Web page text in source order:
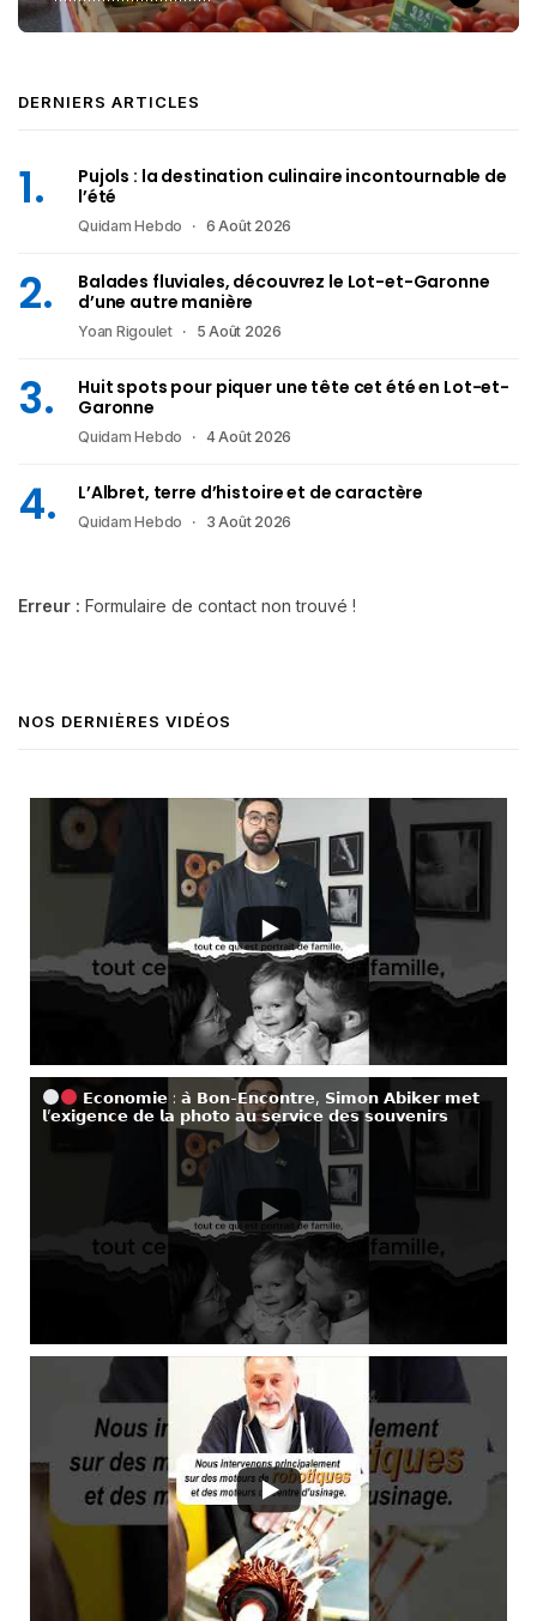
DERNIERS ARTICLES
Pujols : la destination culinaire incontournable de
l’été
Quidam Hebdo 6 Août 2026
Balades fluviales, découvrez le Lot-et-Garonne
d’une autre manière
Yoan Rigoulet 5 Août 2026
Huit spots pour piquer une tête cet été en Lot-et-
Garonne
Quidam Hebdo 4 Août 2026
L’Albret, terre d’histoire et de caractère
Quidam Hebdo 3 Août 2026
Erreur : Formulaire de contact non trouvé !
NOS DERNIÈRES VIDÉOS
𝗘𝗰𝗼𝗻𝗼𝗺𝗶𝗲 : 𝗮̀ 𝗕𝗼𝗻-𝗘𝗻𝗰𝗼𝗻𝘁𝗿𝗲, 𝗦𝗶𝗺𝗼𝗻 𝗔𝗯𝗶𝗸𝗲𝗿 𝗺𝗲𝘁
𝗹’𝗲𝘅𝗶𝗴𝗲𝗻𝗰𝗲 𝗱𝗲 𝗹𝗮 𝗽𝗵𝗼𝘁𝗼 𝗮𝘂 𝘀𝗲𝗿𝘃𝗶𝗰𝗲 𝗱𝗲𝘀 𝘀𝗼𝘂𝘃𝗲𝗻𝗶𝗿𝘀